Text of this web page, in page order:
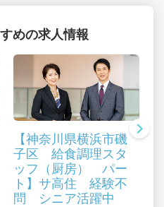
めの求人情報
【神奈川県横浜市磯
子区 給食調理スタ
ッフ（厨房） パー
ト】サ高住 経験不
問 シニア活躍中